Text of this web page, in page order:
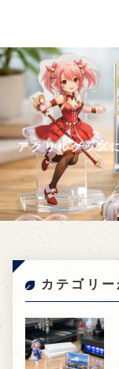
アクリルグッズ
カテゴリ